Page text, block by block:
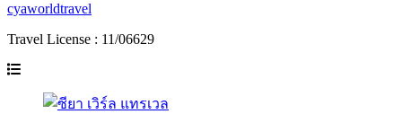
cyaworldtravel
Travel License : 11/06629